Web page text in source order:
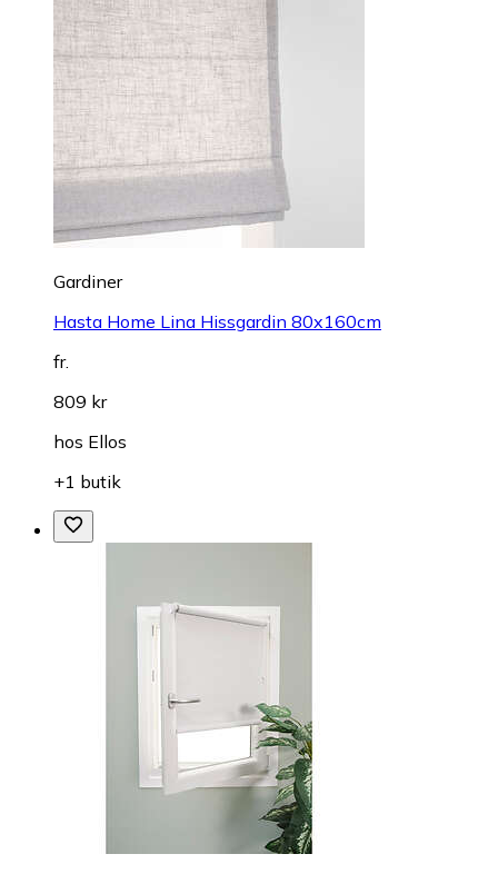
Gardiner
Hasta Home Lina Hissgardin 80x160cm
fr.
809 kr
hos Ellos
+1 butik